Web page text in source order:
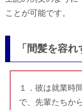
ことが可能です。
「間髪を容
１．彼は就業時
で、先輩たちか